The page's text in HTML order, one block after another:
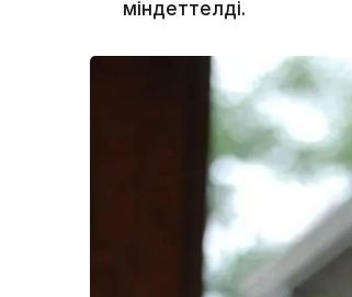
міндеттелді.